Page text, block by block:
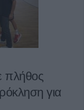
πλήθος
για